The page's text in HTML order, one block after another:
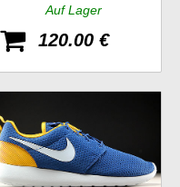
Auf Lager
120.00 €